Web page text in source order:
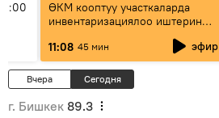
ӨКМ кооптуу участкаларда
инвентаризациялоо иштерин
жүргүзүүдө — иш кайсы этапта?
11:08 45 мин эфир
Вчера Сегодня
г. Бишкек 89.3